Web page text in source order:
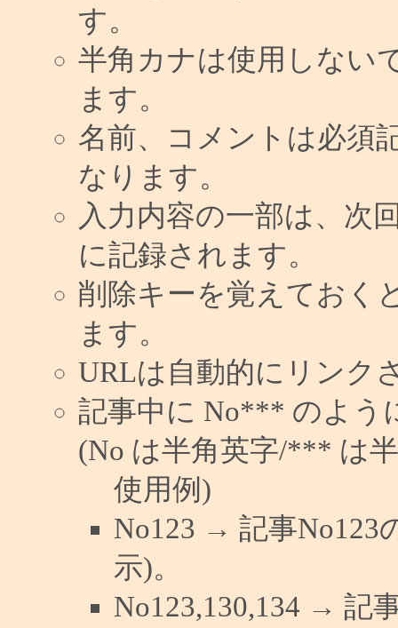
す。
半角カナは使用しない
ます。
名前、コメントは必須
なります。
入力内容の一部は、次
に記録されます。
削除キーを覚えておく
ます。
URLは自動的にリンク
記事中に No*** のよう
(No は半角英字/*** は
使用例)
No123 → 記事No123
示)。
No123,130,134 → 記